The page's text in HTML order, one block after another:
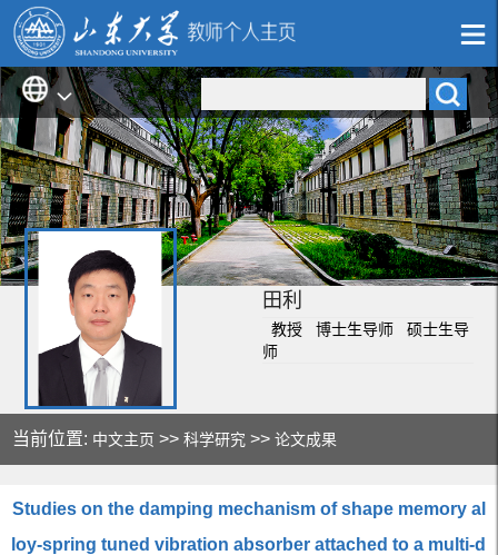
田利
教授 博士生导师 硕士生导
师
当前位置: 中文主页 >>科学研究 >>论文成果
Studies on the damping mechanism of shape memory al
loy-spring tuned vibration absorber attached to a multi-d